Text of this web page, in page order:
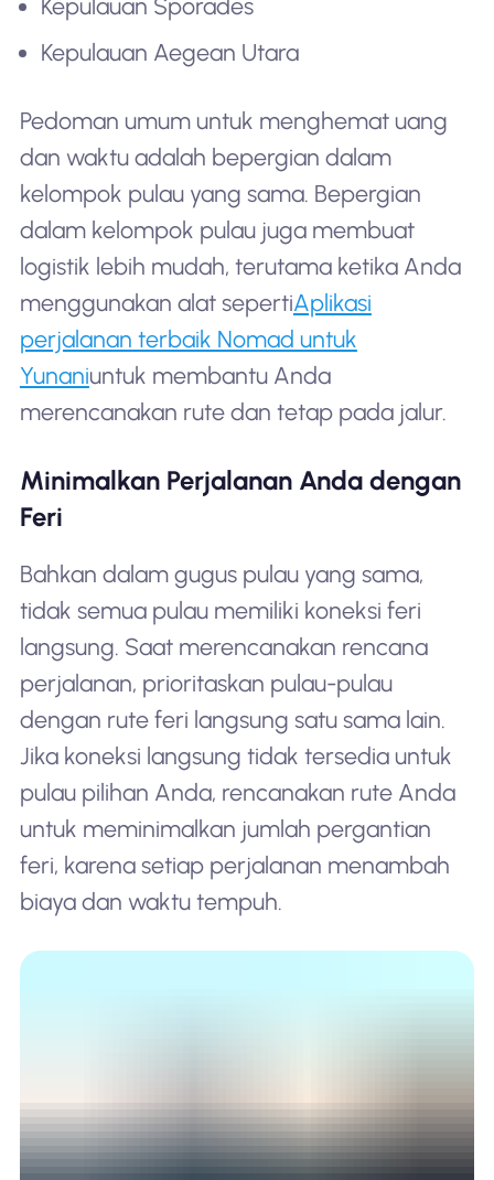
Kepulauan Sporades
Kepulauan Aegean Utara
Pedoman umum untuk menghemat uang
dan waktu adalah bepergian dalam
kelompok pulau yang sama. Bepergian
dalam kelompok pulau juga membuat
logistik lebih mudah, terutama ketika Anda
menggunakan alat sepertiAplikasi
perjalanan terbaik Nomad untuk
Yunaniuntuk membantu Anda
merencanakan rute dan tetap pada jalur.
Minimalkan Perjalanan Anda dengan
Feri
Bahkan dalam gugus pulau yang sama,
tidak semua pulau memiliki koneksi feri
langsung. Saat merencanakan rencana
perjalanan, prioritaskan pulau-pulau
dengan rute feri langsung satu sama lain.
Jika koneksi langsung tidak tersedia untuk
pulau pilihan Anda, rencanakan rute Anda
untuk meminimalkan jumlah pergantian
feri, karena setiap perjalanan menambah
biaya dan waktu tempuh.